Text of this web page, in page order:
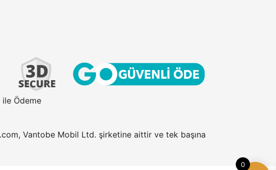
ile Ödeme
Vantobe Mobil Ltd. şirketine aittir ve tek başına
0